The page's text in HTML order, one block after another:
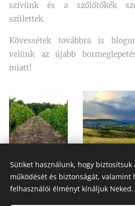
szívünk és a szőlőtőkék
születtek.
Kövessétek továbbra is
velünk az újabb
miatt!
Sütiket használunk, hogy
működését és biztonságát, valamint
felhasználói élményt kínáljuk Neked.